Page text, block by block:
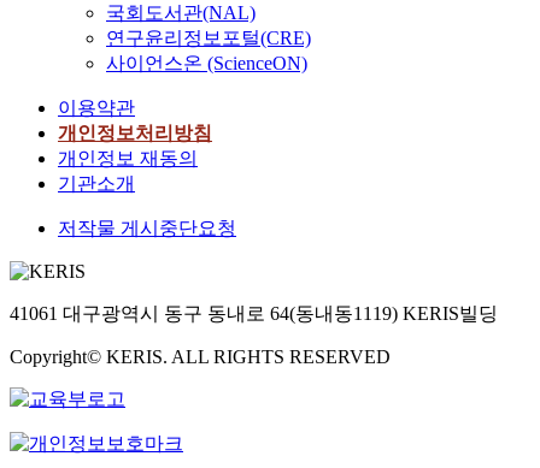
국회도서관(NAL)
연구윤리정보포털(CRE)
사이언스온 (ScienceON)
이용약관
개인정보처리방침
개인정보 재동의
기관소개
저작물 게시중단요청
41061 대구광역시 동구 동내로 64(동내동1119) KERIS빌딩
Copyright© KERIS. ALL RIGHTS RESERVED